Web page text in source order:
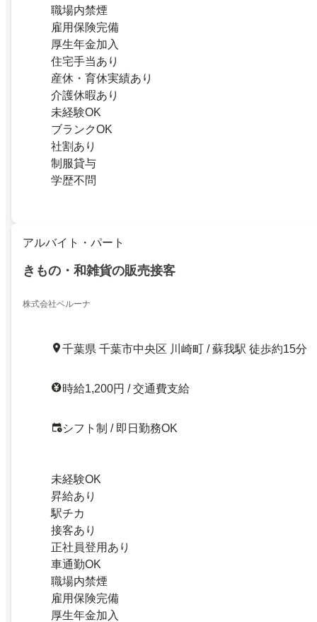
職場内禁煙
雇用保険完備
厚生年金加入
住宅手当あり
産休・育休実績あり
介護休暇あり
未経験OK
ブランクOK
社割あり
制服貸与
学歴不問
アルバイト・パート
きもの・和雑貨の販売接客
株式会社ベルーナ
千葉県 千葉市中央区 川崎町 / 蘇我駅 徒歩約15分
時給1,200円 / 交通費支給
シフト制 / 即日勤務OK
未経験OK
昇給あり
駅チカ
接客あり
正社員登用あり
車通勤OK
職場内禁煙
雇用保険完備
厚生年金加入